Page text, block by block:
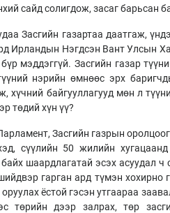
сайд солигдож, засаг барьсан
Засгийн газартаа даатгаж,
Ирландын Нэгдсэн Вант Улсын
мэддэггүй. Засгийн газар
нэрийн өмнөөс эрх
хүчний байгууллагууд мөн л
төдий хүн үү?
Засгийн газрын
сүүлийн 50 жилийн
шаардлагатай эсэх асуудал ч
гарган ард түмэн хохирно
ёстой гэсэн утгаараа
төрийн дээр залрах, төр